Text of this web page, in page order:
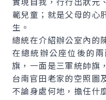
範兒童；就是父母的心
生。
總統在介紹辦公室內的
在總統辦公座位後的
旗，一面是三軍統帥旗
台南官田老家的空照圖
不論身處何地，擔任什